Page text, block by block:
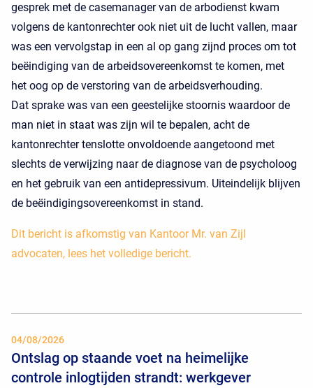
gesprek met de casemanager van de arbodienst kwam
volgens de kantonrechter ook niet uit de lucht vallen, maar
was een vervolgstap in een al op gang zijnd proces om tot
beëindiging van de arbeidsovereenkomst te komen, met
het oog op de verstoring van de arbeidsverhouding.
Dat sprake was van een geestelijke stoornis waardoor de
man niet in staat was zijn wil te bepalen, acht de
kantonrechter tenslotte onvoldoende aangetoond met
slechts de verwijzing naar de diagnose van de psycholoog
en het gebruik van een antidepressivum. Uiteindelijk blijven
de beëindigingsovereenkomst in stand.
Dit bericht is afkomstig van Kantoor Mr. van Zijl
advocaten, lees het volledige bericht.
04/08/2026
Ontslag op staande voet na heimelijke
controle inlogtijden strandt: werkgever